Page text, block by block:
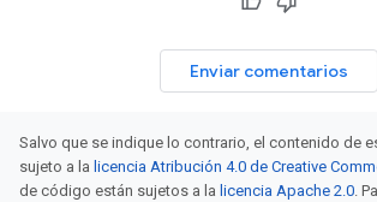
Enviar comentarios
Salvo que se indique lo contrario, el contenido de
sujeto a la licencia Atribución 4.0 de Creative
de código están sujetos a la licencia Apache 2.0.